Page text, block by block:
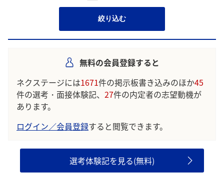
絞り込む
無料の会員登録すると
ネクステージには1671件の掲示板書き込みのほか45
件の選考・面接体験記、 27件の内定者の志望動機が
あります。
ログイン／会員登録すると閲覧できます。
選考体験記を見る(無料)